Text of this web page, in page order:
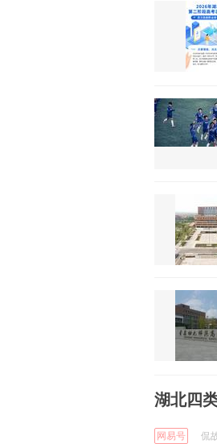
湖北四
网易号 侃